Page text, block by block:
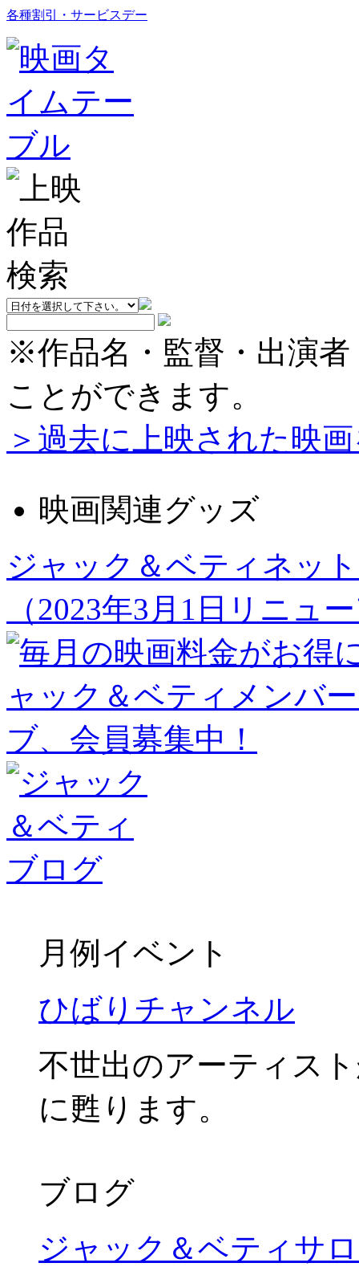
各種割引・サービスデー
※作品名・監督・出演
ことができます。
＞過去に上映された映
映画関連グッズ
ジャック＆ベティネッ
（2023年3月1日リニュ
月例イベント
ひばりチャンネル
不世出のアーティス
に甦ります。
ブログ
ジャック＆ベティサ